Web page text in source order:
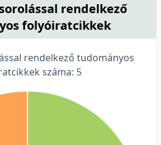
rendelkező
folyóiratcikkek
rendelkező tudományos
száma: 5